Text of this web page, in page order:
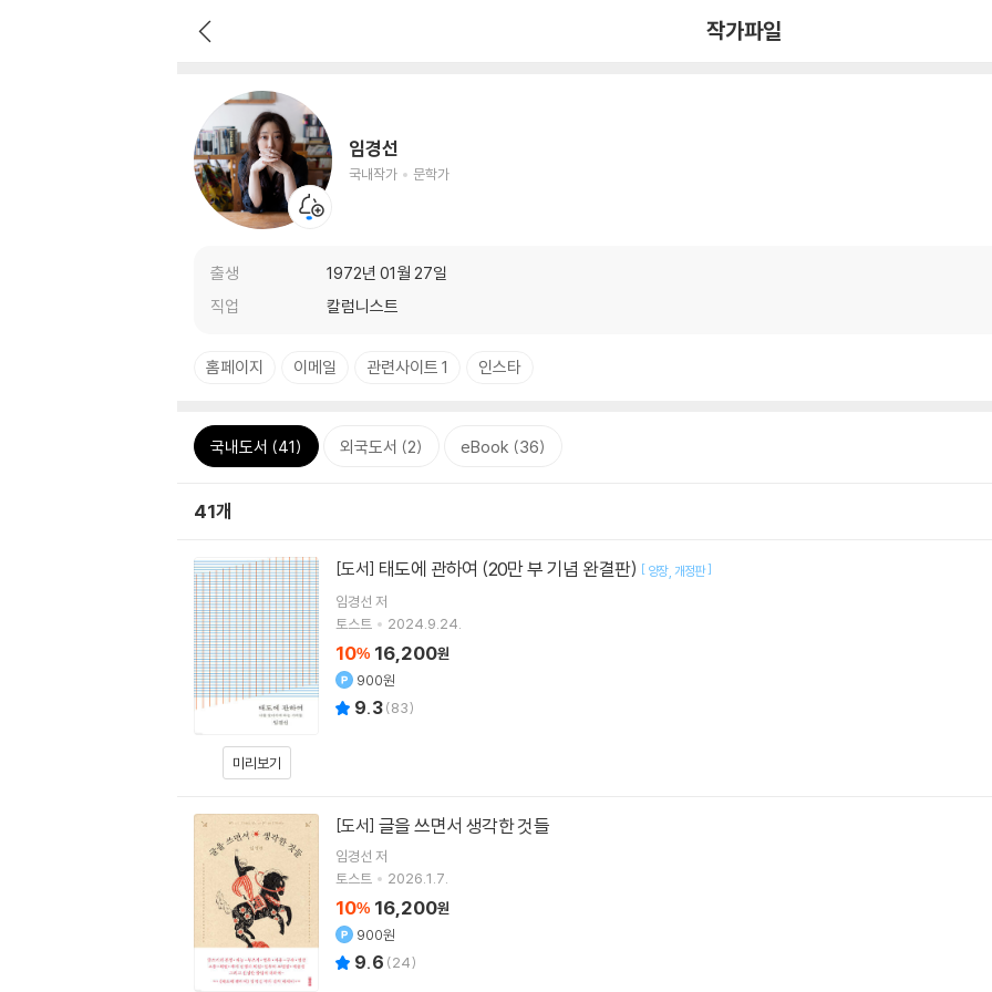
작가파일
임경선
국내작가 문학가
출생
1972년 01월 27일
직업
칼럼니스트
홈페이지 이메일 관련사이트 1 인스타
국내도서 (41) 외국도서 (2) eBook (36)
41개
미리보기
[도서] 태도에 관하여 (20만 부 기념 완결판) [ 양장 개정판]
임경선 저
토스트
2024.9.24.
10% 16,200원
900원
9.3(83)
[도서] 글을 쓰면서 생각한 것들
임경선 저
토스트
2026.1.7.
10% 16,200원
900원
9.6 (24)